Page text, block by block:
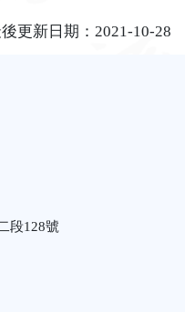
更新日期：2021-10-28
段128號